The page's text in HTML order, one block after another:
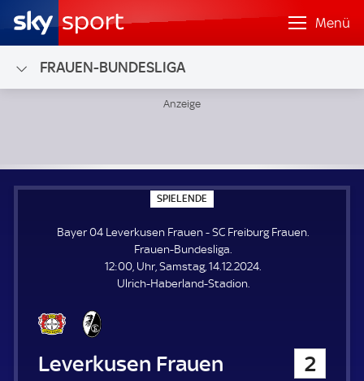
Menü
FRAUEN-BUNDESLIGA
SPIELENDE
P
E
E
N
D
E
Bayer 04 Leverkusen Frauen - SC Freiburg Frauen.
Frauen-Bundesliga.
12:00, Uhr, Samstag, 14.12.2024.
Ulrich-Haberland-Stadion.
Bayer 04 Leverkusen Frauen
2